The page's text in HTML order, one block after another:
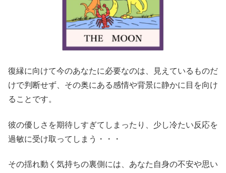
復縁に向けて今のあなたに必要なのは、見えているものだ
けで判断せず、その奥にある感情や背景に静かに目を向け
ることです。
彼の優しさを期待しすぎてしまったり、少し冷たい反応を
過敏に受け取ってしまう・・・
その揺れ動く気持ちの裏側には、あなた自身の不安や思い